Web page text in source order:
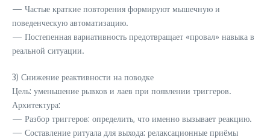
— Частые краткие повторения формируют мышечную и
поведенческую автоматизацию.
— Постепенная вариативность предотвращает «провал» навыка в
реальной ситуации.
3) Снижение реактивности на поводке
Цель: уменьшение рывков и лаев при появлении триггеров.
Архитектура:
— Разбор триггеров: определить, что именно вызывает реакцию.
— Составление ритуала для выхода: релаксационные приёмы